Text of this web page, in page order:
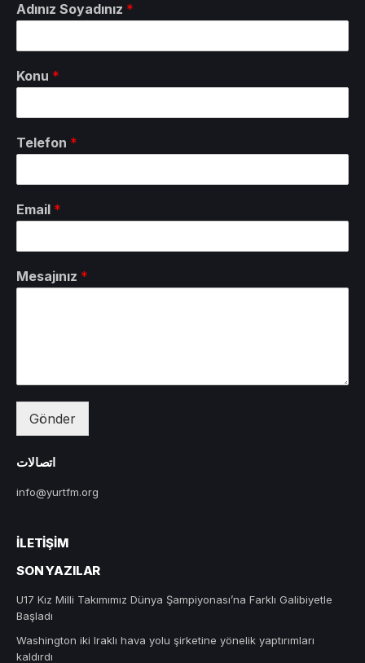
Adınız Soyadınız *
Konu *
Telefon *
Email *
Mesajınız *
Gönder
اتصالات
info@yurtfm.org
İLETIŞIM
SON YAZILAR
U17 Kız Milli Takımımız Dünya Şampiyonası’na Farklı Galibiyetle
Başladı
Washington iki Iraklı hava yolu şirketine yönelik yaptırımları
kaldırdı